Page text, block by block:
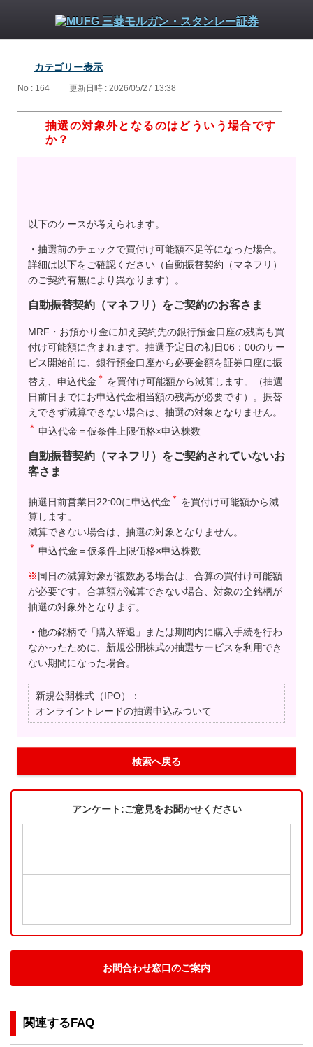
カテゴリー表示
No : 164 更新日時 : 2026/05/27 13:38
抽選の対象外となるのはどういう場合です
か？
以下のケースが考えられます。
・抽選前のチェックで買付け可能額不足等になった場合。
詳細は以下をご確認ください（自動振替契約（マネフリ）
のご契約有無により異なります）。
自動振替契約（マネフリ）をご契約のお客さま
MRF・お預かり金に加え契約先の銀行預金口座の残高も買
付け可能額に含まれます。抽選予定日の初日06：00のサー
ビス開始前に、銀行預金口座から必要金額を証券口座に振
替え、申込代金 ＊ を買付け可能額から減算します。（抽選
日前日までにお申込代金相当額の残高が必要です）。振替
えできず減算できない場合は、抽選の対象となりません。
＊ 申込代金＝仮条件上限価格×申込株数
自動振替契約（マネフリ）をご契約されていないお
客さま
抽選日前営業日22:00に申込代金 ＊ を買付け可能額から減
算します。
減算できない場合は、抽選の対象となりません。
＊ 申込代金＝仮条件上限価格×申込株数
※同日の減算対象が複数ある場合は、合算の買付け可能額
が必要です。合算額が減算できない場合、対象の全銘柄が
抽選の対象外となります。
・他の銘柄で「購入辞退」または期間内に購入手続を行わ
なかったために、新規公開株式の抽選サービスを利用でき
ない期間になった場合。
新規公開株式（IPO）：
オンライントレードの抽選申込みついて
検索へ戻る
アンケート:ご意見をお聞かせください
お問合わせ窓口のご案内
関連するFAQ